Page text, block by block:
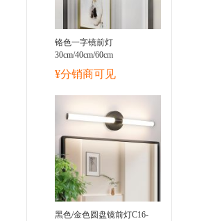
铬色一字镜前灯
30cm/40cm/60cm
¥分销商可见
黑色/金色圆盘镜前灯C16-